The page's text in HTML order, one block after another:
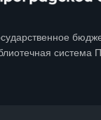
система